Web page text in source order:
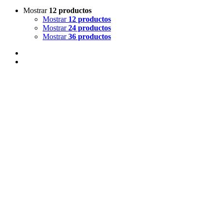
Mostrar 12 productos
Mostrar 12 productos
Mostrar24 productos
Mostrar36 productos